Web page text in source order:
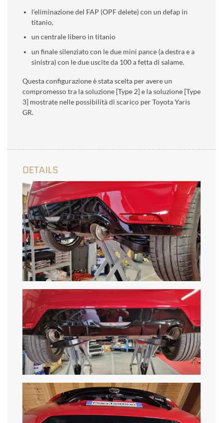
l’eliminazione del FAP (OPF delete) con un defap in
titanio,
un centrale libero in titanio
un finale silenziato con le due mini pance (a destra e a
sinistra) con le due uscite da 100 a fetta di salame.
Questa configurazione è stata scelta per avere un
compromesso tra la soluzione [Type 2] e la soluzione [Type
3] mostrate nelle possibilità di scarico per Toyota Yaris
GR.
DETAILS